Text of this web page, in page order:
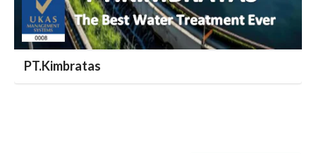
PT.Kimbratas